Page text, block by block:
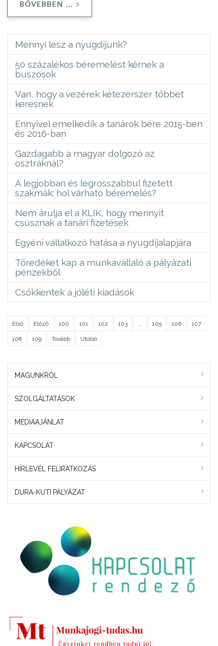
BŐVEBBEN ...
Mennyi lesz a nyugdíjunk?
50 százalékos béremelést kérnek a
buszosok
Van, hogy a vezérek kétezerszer többet
keresnek
Ennyivel emelkedik a tanárok bére 2015-ben
és 2016-ban
Gazdagabb a magyar dolgozó az
osztráknál?
A legjobban és legrosszabbul fizetett
szakmák: hol várható béremelés?
Nem árulja el a KLIK, hogy mennyit
csúsznak a tanári fizetések
Egyéni vállalkozó hatása a nyugdíjalapjára
Töredéket kap a munkavállaló a pályázati
pénzekből
Csökkentek a jóléti kiadások
Első Előző 100 101 102 103 ... 105 106 107
108 109 Tovább Utolsó
MAGUNKRÓL
SZOLGÁLTATÁSOK
MÉDIAAJÁNLAT
KAPCSOLAT
HÍRLEVÉL FELIRATKOZÁS
DURA-KUTI PÁLYÁZAT